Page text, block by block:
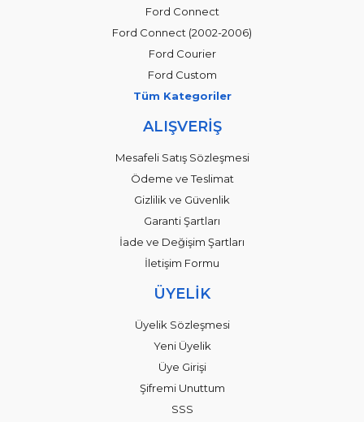
Ford Connect
Ford Connect (2002-2006)
Ford Courier
Ford Custom
Tüm Kategoriler
ALIŞVERİŞ
Mesafeli Satış Sözleşmesi
Ödeme ve Teslimat
Gizlilik ve Güvenlik
Garanti Şartları
İade ve Değişim Şartları
İletişim Formu
ÜYELİK
Üyelik Sözleşmesi
Yeni Üyelik
Üye Girişi
Şifremi Unuttum
SSS